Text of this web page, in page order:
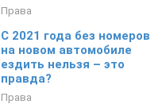
Права
С 2021 года без номеров
на новом автомобиле
ездить нельзя – это
правда?
Права